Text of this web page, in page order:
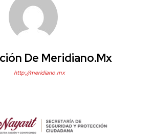
De Meridiano.mx
http://meridiano.mx